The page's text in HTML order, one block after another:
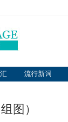
流行新词
图）